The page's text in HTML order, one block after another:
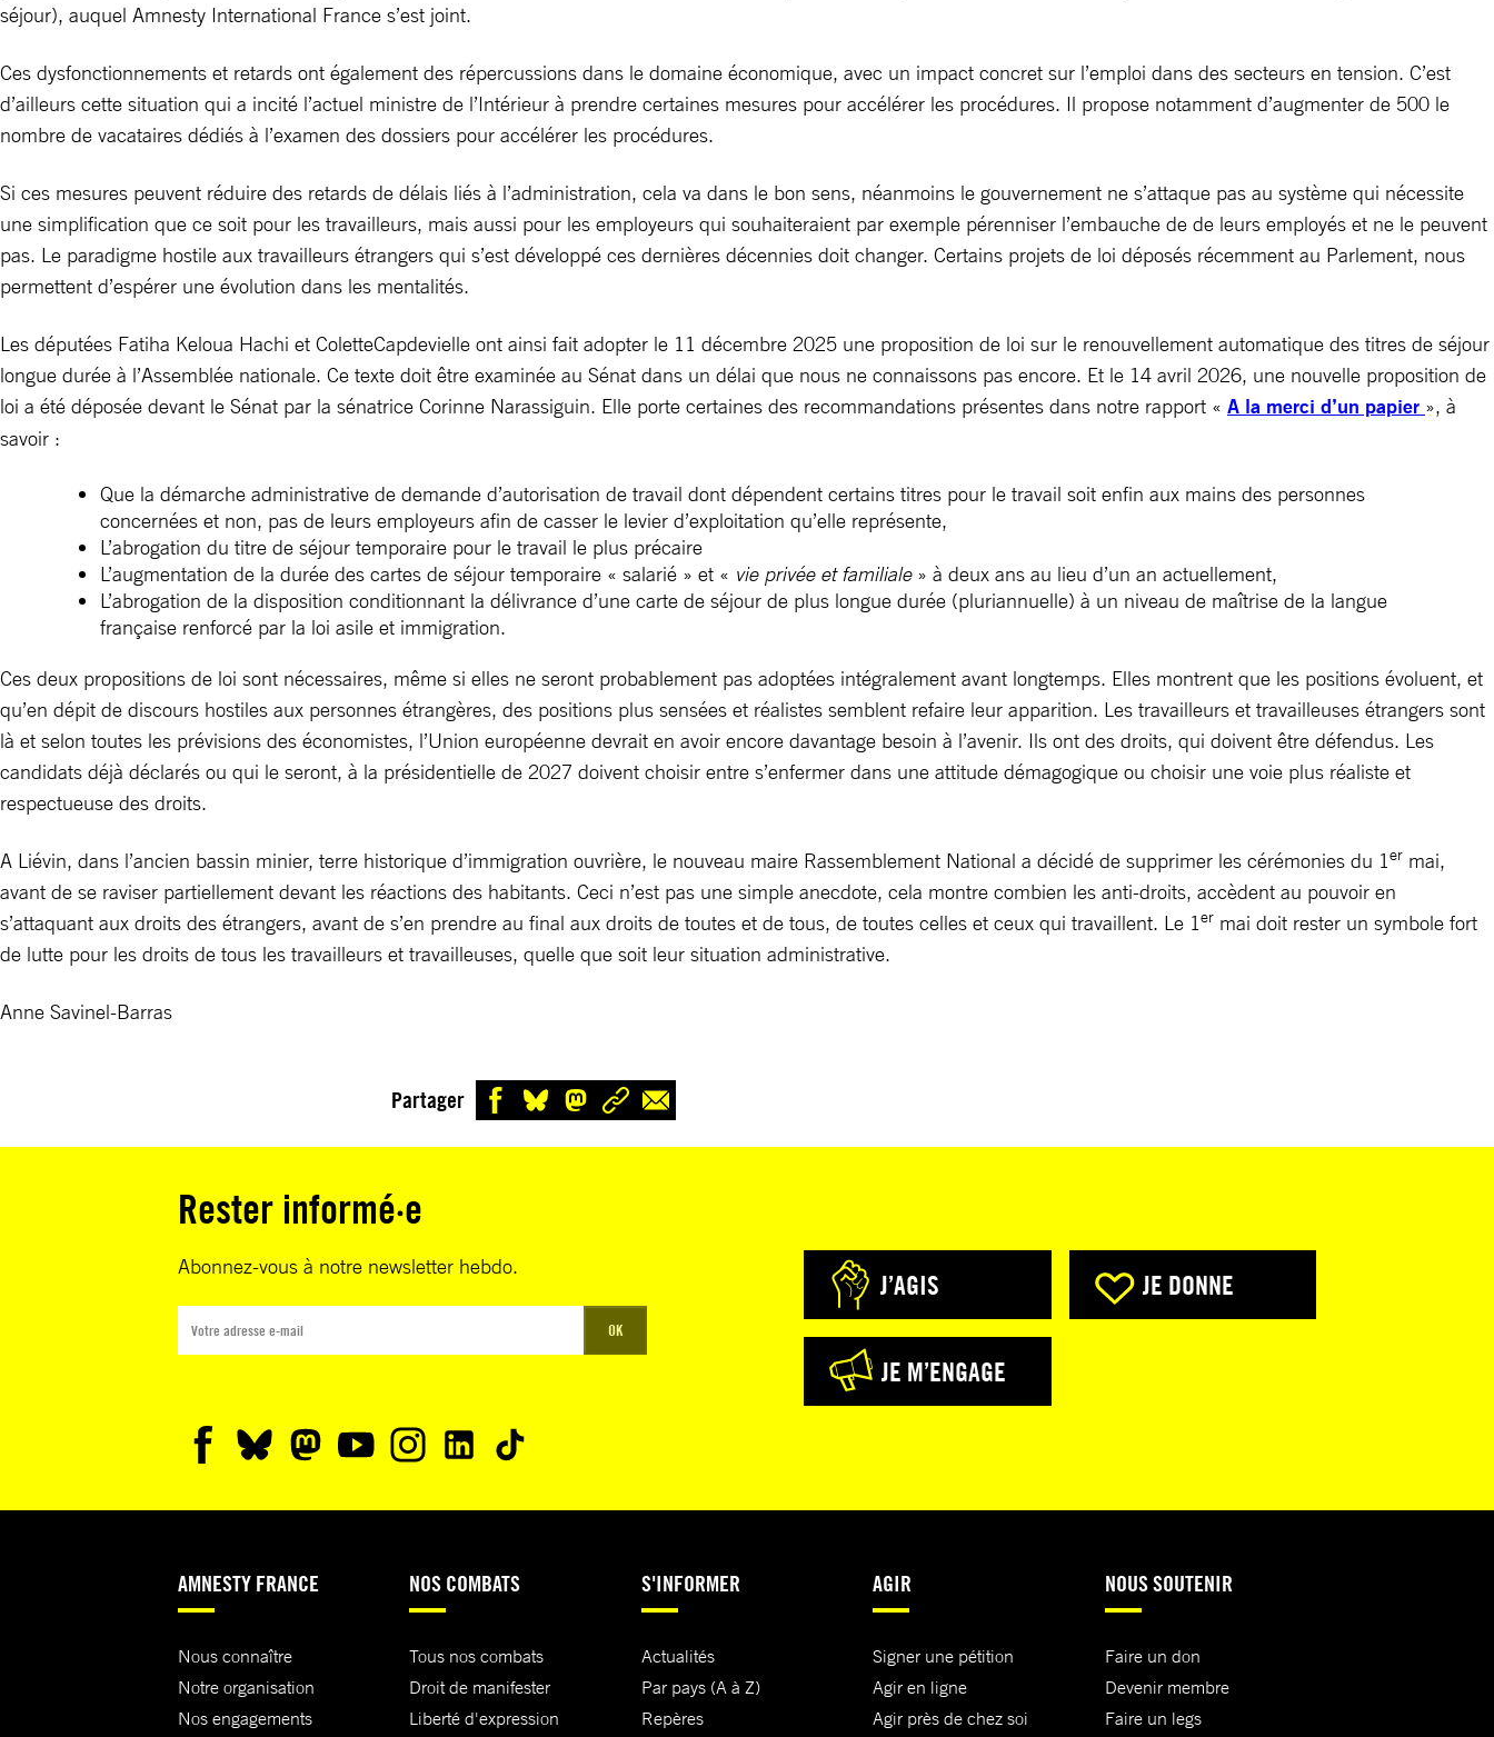
séjour), auquel Amnesty International France s’est joint.
Ces dysfonctionnements et retards ont également des répercussions dans le domaine économique, avec un impact concret sur l’emploi dans des secteurs en tension. C’est
d’ailleurs cette situation qui a incité l’actuel ministre de l’Intérieur à prendre certaines mesures pour accélérer les procédures. Il propose notamment d’augmenter de 500 le
nombre de vacataires dédiés à l’examen des dossiers pour accélérer les procédures.
Si ces mesures peuvent réduire des retards de délais liés à l’administration, cela va dans le bon sens, néanmoins le gouvernement ne s’attaque pas au système qui nécessite
une simplification que ce soit pour les travailleurs, mais aussi pour les employeurs qui souhaiteraient par exemple pérenniser l’embauche de de leurs employés et ne le peuvent
pas. Le paradigme hostile aux travailleurs étrangers qui s’est développé ces dernières décennies doit changer. Certains projets de loi déposés récemment au Parlement, nous
permettent d’espérer une évolution dans les mentalités.
Les députées Fatiha Keloua Hachi et ColetteCapdevielle ont ainsi fait adopter le 11 décembre 2025 une proposition de loi sur le renouvellement automatique des titres de séjour
longue durée à l’Assemblée nationale. Ce texte doit être examinée au Sénat dans un délai que nous ne connaissons pas encore. Et le 14 avril 2026, une nouvelle proposition de
loi a été déposée devant le Sénat par la sénatrice Corinne Narassiguin. Elle porte certaines des recommandations présentes dans notre rapport « A la merci d’un papier », à
savoir :
Que la démarche administrative de demande d’autorisation de travail dont dépendent certains titres pour le travail soit enfin aux mains des personnes
concernées et non, pas de leurs employeurs afin de casser le levier d’exploitation qu’elle représente,
L’abrogation du titre de séjour temporaire pour le travail le plus précaire
L’augmentation de la durée des cartes de séjour temporaire « salarié » et « vie privée et familiale » à deux ans au lieu d’un an actuellement,
L’abrogation de la disposition conditionnant la délivrance d’une carte de séjour de plus longue durée (pluriannuelle) à un niveau de maîtrise de la langue
française renforcé par la loi asile et immigration.
Ces deux propositions de loi sont nécessaires, même si elles ne seront probablement pas adoptées intégralement avant longtemps. Elles montrent que les positions évoluent, et
qu’en dépit de discours hostiles aux personnes étrangères, des positions plus sensées et réalistes semblent refaire leur apparition. Les travailleurs et travailleuses étrangers sont
là et selon toutes les prévisions des économistes, l’Union européenne devrait en avoir encore davantage besoin à l’avenir. Ils ont des droits, qui doivent être défendus. Les
candidats déjà déclarés ou qui le seront, à la présidentielle de 2027 doivent choisir entre s’enfermer dans une attitude démagogique ou choisir une voie plus réaliste et
respectueuse des droits.
A Liévin, dans l’ancien bassin minier, terre historique d’immigration ouvrière, le nouveau maire Rassemblement National a décidé de supprimer les cérémonies du 1 er mai,
avant de se raviser partiellement devant les réactions des habitants. Ceci n’est pas une simple anecdote, cela montre combien les anti-droits, accèdent au pouvoir en
s’attaquant aux droits des étrangers, avant de s’en prendre au final aux droits de toutes et de tous, de toutes celles et ceux qui travaillent. Le 1 er mai doit rester un symbole fort
de lutte pour les droits de tous les travailleurs et travailleuses, quelle que soit leur situation administrative.
Anne Savinel-Barras
Partager
Rester informé·e
Abonnez-vous à notre newsletter hebdo.
OK
J’AGIS JE DONNE
JE M’ENGAGE
AMNESTY FRANCE
Nous connaître
Notre organisation
Nos engagements
NOS COMBATS
Tous nos combats
Droit de manifester
Liberté d'expression
S'INFORMER
Actualités
Par pays (A à Z)
Repères
AGIR
Signer une pétition
Agir en ligne
Agir près de chez soi
NOUS SOUTENIR
Faire un don
Devenir membre
Faire un legs